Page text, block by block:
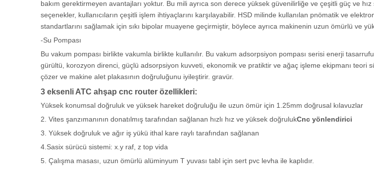
bakım gerektirmeyen avantajları yoktur. Bu mili ayrıca son derece yüksek güvenilirliğe ve çeşitli güç ve
seçenekler, kullanıcıların çeşitli işlem ihtiyaçlarını karşılayabilir. HSD milinde kullanılan pnömatik ve
standartlarını sağlamak için sıkı bipolar muayene geçirmiştir, böylece ayrıca makinenin uzun ömürlü ve
-Su Pompası
Bu vakum pompası birlikte vakumla birlikte kullanılır. Bu vakum adsorpsiyon pompası serisi enerji
gürültü, korozyon direnci, güçlü adsorpsiyon kuvveti, ekonomik ve pratiktir ve ağaç işleme ekipmanı teori
çözer ve makine alet plakasının doğruluğunu iyileştirir. gravür.
3 eksenli ATC ahşap cnc router özellikleri:
Yüksek konumsal doğruluk ve yüksek hareket doğruluğu ile uzun ömür için 1.25mm doğrusal kılavuzlar
2. Vites şanzımanının donatılmış tarafından sağlanan hızlı hız ve yüksek doğrulukCnc yönlendirici
3. Yüksek doğruluk ve ağır iş yükü ithal kare raylı tarafından sağlanan
4.Sasix sürücü sistemi: x.y raf, z top vida
5. Çalışma masası, uzun ömürlü alüminyum T yuvası tabl için sert pvc levha ile kaplıdır.